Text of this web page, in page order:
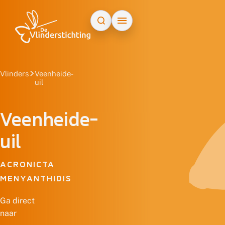
Vlinders
Veenheide-
uil
Veenheide-
uil
ACRONICTA
MENYANTHIDIS
Ga direct
naar